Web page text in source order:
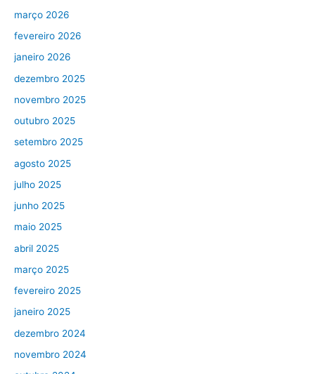
março 2026
fevereiro 2026
janeiro 2026
dezembro 2025
novembro 2025
outubro 2025
setembro 2025
agosto 2025
julho 2025
junho 2025
maio 2025
abril 2025
março 2025
fevereiro 2025
janeiro 2025
dezembro 2024
novembro 2024